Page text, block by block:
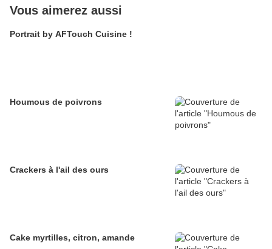
Vous aimerez aussi
Portrait by AFTouch Cuisine !
Houmous de poivrons
Crackers à l'ail des ours
Cake myrtilles, citron, amande